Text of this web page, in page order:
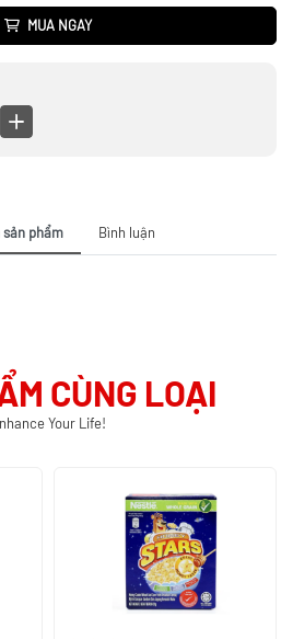
MUA NGAY
phẩm Bình luận
CÙNG LOẠI
Your Life!